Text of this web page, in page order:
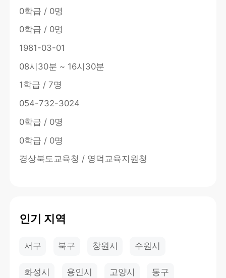
0학급 / 0명
0학급 / 0명
1981-03-01
08시30분 ~ 16시30분
1학급 / 7명
054-732-3024
0학급 / 0명
0학급 / 0명
경상북도교육청 / 영덕교육지원청
인기 지역
서구 북구 창원시 수원시
화성시 용인시 고양시 동구